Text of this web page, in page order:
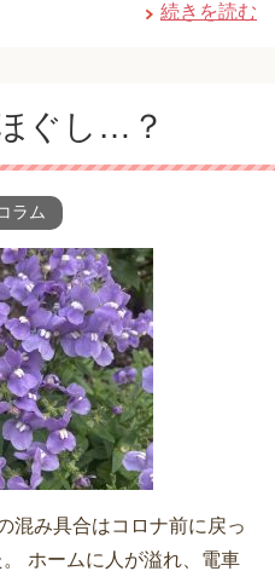
続きを読む
ぐし…？
ラム
混み具合はコロナ前に戻っ
ホームに人が溢れ、電車